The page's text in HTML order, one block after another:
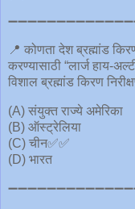
📍 कोणता देश ब्रह्मांड
करण्यासाठी “लार्ज हाय-
विशाल ब्रह्मांड किरण
(A) संयुक्त राज्ये अमेरिका
(B) ऑस्ट्रेलिया
(C) चीन✅✅
(D) भारत